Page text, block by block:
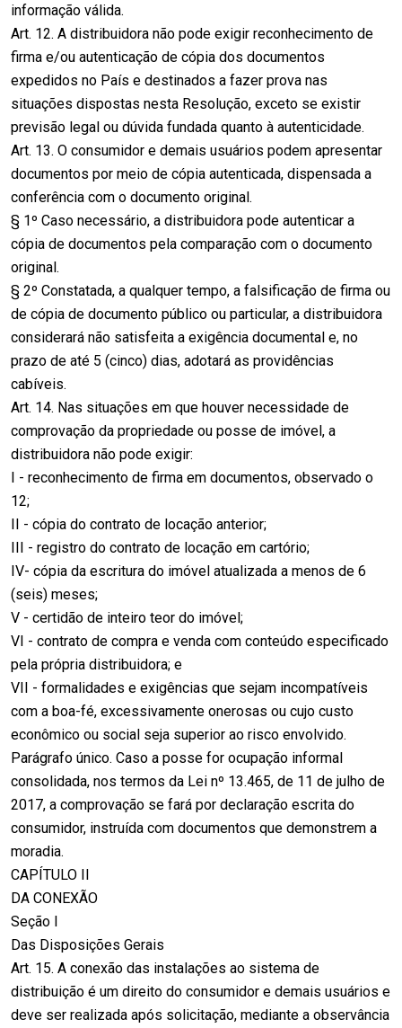
informação válida.
Art. 12. A distribuidora não pode exigir reconhecimento de
firma e/ou autenticação de cópia dos documentos
expedidos no País e destinados a fazer prova nas
situações dispostas nesta Resolução, exceto se existir
previsão legal ou dúvida fundada quanto à autenticidade.
Art. 13. O consumidor e demais usuários podem apresentar
documentos por meio de cópia autenticada, dispensada a
conferência com o documento original.
§ 1º Caso necessário, a distribuidora pode autenticar a
cópia de documentos pela comparação com o documento
original.
§ 2º Constatada, a qualquer tempo, a falsificação de firma ou
de cópia de documento público ou particular, a distribuidora
considerará não satisfeita a exigência documental e, no
prazo de até 5 (cinco) dias, adotará as providências
cabíveis.
Art. 14. Nas situações em que houver necessidade de
comprovação da propriedade ou posse de imóvel, a
distribuidora não pode exigir:
I - reconhecimento de firma em documentos, observado o
12;
II - cópia do contrato de locação anterior;
III - registro do contrato de locação em cartório;
IV- cópia da escritura do imóvel atualizada a menos de 6
(seis) meses;
V - certidão de inteiro teor do imóvel;
VI - contrato de compra e venda com conteúdo especificado
pela própria distribuidora; e
VII - formalidades e exigências que sejam incompatíveis
com a boa-fé, excessivamente onerosas ou cujo custo
econômico ou social seja superior ao risco envolvido.
Parágrafo único. Caso a posse for ocupação informal
consolidada, nos termos da Lei nº 13.465, de 11 de julho de
2017, a comprovação se fará por declaração escrita do
consumidor, instruída com documentos que demonstrem a
moradia.
CAPÍTULO II
DA CONEXÃO
Seção I
Das Disposições Gerais
Art. 15. A conexão das instalações ao sistema de
distribuição é um direito do consumidor e demais usuários e
deve ser realizada após solicitação, mediante a observância